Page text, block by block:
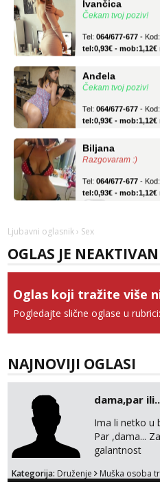
Čekam tvoj poziv!
tel:0,93€ - mob:1,12€
Čekam tvoj poziv!
tel:0,93€ - mob:1,12€
Razgovaram :)
tel:0,93€ - mob:1,12€
Obavijesti
Čekam tvoj poziv!
Tel:064/677-677- Kod:
Ivančica
Anđela
Tel:064/677-677- Kod:
Ljubavni oglasnik › Sex
OGLAS JE NEAKTIVAN
Oglas koji tražite više
Pogledajte slične oglase u rubrici:
NAJNOVIJI OGLASI
dama,par
Ima li netko u
Par ,dama...
galantnost
Kategorija: Druženje Muška osoba